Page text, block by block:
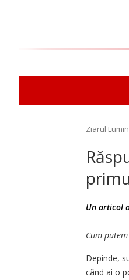
Ziarul
Un articol
Cum
Depinde,
când ai o
Octombrie